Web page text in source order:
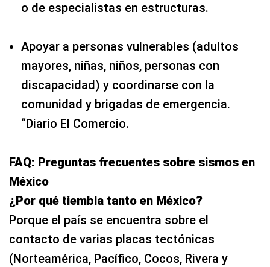
o de especialistas en estructuras.
Apoyar a personas vulnerables (adultos
mayores, niñas, niños, personas con
discapacidad) y coordinarse con la
comunidad y brigadas de emergencia.
“Diario El Comercio.
FAQ: Preguntas frecuentes sobre sismos en
México
¿Por qué tiembla tanto en México?
Porque el país se encuentra sobre el
contacto de varias placas tectónicas
(Norteamérica, Pacífico, Cocos, Rivera y